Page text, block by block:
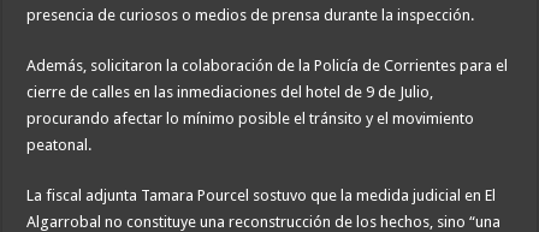
presencia de curiosos o medios de prensa durante la inspección.
Además, solicitaron la colaboración de la Policía de Corrientes para el
cierre de calles en las inmediaciones del hotel de 9 de Julio,
procurando afectar lo mínimo posible el tránsito y el movimiento
peatonal.
La fiscal adjunta Tamara Pourcel sostuvo que la medida judicial en El
Algarrobal no constituye una reconstrucción de los hechos, sino “una